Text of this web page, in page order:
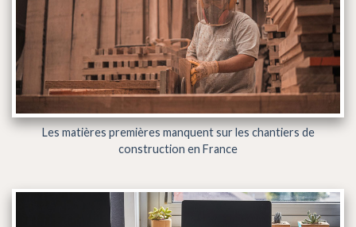
Les matières premières manquent sur les chantiers de
construction en France